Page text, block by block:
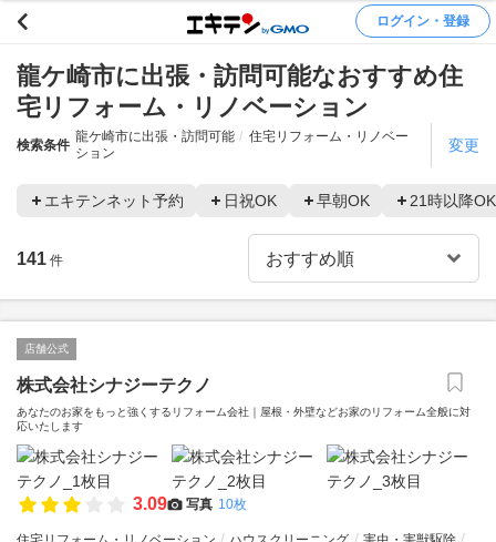
ログイン・登録
龍ケ崎市に出張・訪問可能なおすすめ住
宅リフォーム・リノベーション
検索条件
龍ケ崎市に出張・訪問可能
住宅リフォーム・リノベー
ション
変更
エキテンネット予約 日祝OK 早朝OK 21時以降OK
141 件
店舗公式
株式会社シナジーテクノ
あなたのお家をもっと強くするリフォーム会社｜屋根・外壁などお家のリフォーム全般に対
応いたします
3.09 写真 10枚